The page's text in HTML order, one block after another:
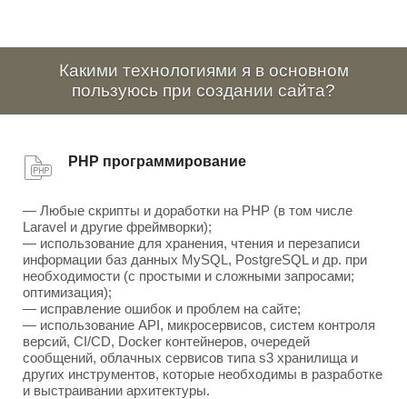
Какими технологиями я в основном
пользуюсь при создании сайта?
PHP программирование
— Любые скрипты и доработки на PHP (в том числе
Laravel и другие фреймворки);
— использование для хранения, чтения и перезаписи
информации баз данных MySQL, PostgreSQL и др. при
необходимости (с простыми и сложными запросами;
оптимизация);
— исправление ошибок и проблем на сайте;
— использование API, микросервисов, систем контроля
версий, CI/CD, Docker контейнеров, очередей
сообщений, облачных сервисов типа s3 хранилища и
других инструментов, которые необходимы в разработке
и выстраивании архитектуры.